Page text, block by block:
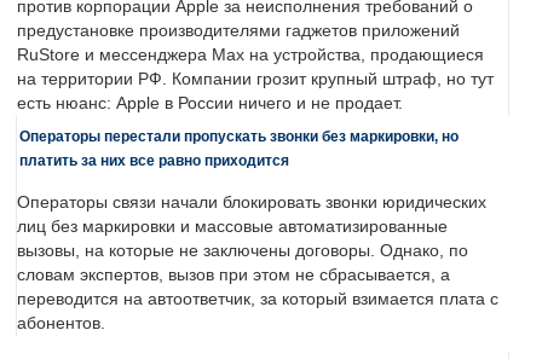
против корпорации Apple за неисполнения требований о
предустановке производителями гаджетов приложений
RuStore и мессенджера Max на устройства, продающиеся
на территории РФ. Компании грозит крупный штраф, но тут
есть нюанс: Apple в России ничего и не продает.
Операторы перестали пропускать звонки без маркировки, но
платить за них все равно приходится
Операторы связи начали блокировать звонки юридических
лиц без маркировки и массовые автоматизированные
вызовы, на которые не заключены договоры. Однако, по
словам экспертов, вызов при этом не сбрасывается, а
переводится на автоответчик, за который взимается плата с
абонентов.